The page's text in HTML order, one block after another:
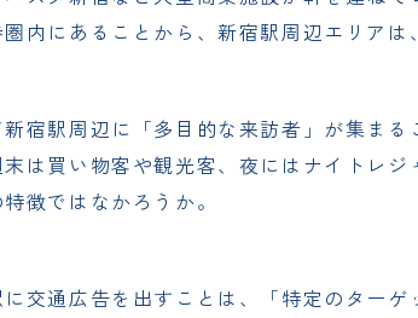
内にあることから、新宿駅周辺エリア
新宿駅周辺に「多目的な来訪者」が集ま
末は買い物客や観光客、夜にはナイトレ
徴ではなかろうか。
交通広告を出すことは、「特定のター